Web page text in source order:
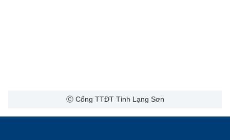
Ⓒ Cổng TTĐT Tỉnh Lạng Sơn